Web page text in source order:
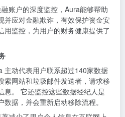
账户的深度监控，Aura能够帮助
并应对金融欺诈，有效保护资金安
用监控，为用户的财务健康提供了
主动代表用户联系超过140家数据
索网站和垃圾邮件发送者，请求移
息。 它还监控这些数据经纪人是
数据，并会重新启动移除流程。